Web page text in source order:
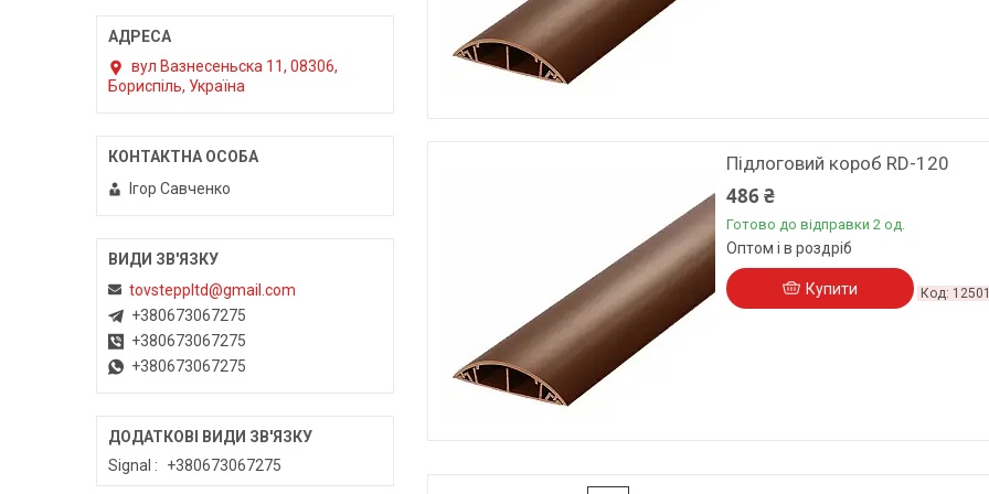
Підлоговий короб RD-120
486 ₴
Готово до відправки 2 од.
Оптом і в роздріб
Купити
вул Вазнесеньска 11, 08306,
Бориспіль, Україна
Ігор Савченко
tovsteppltd@gmail.com
+380673067275
+380673067275
+380673067275
Signal +380673067275